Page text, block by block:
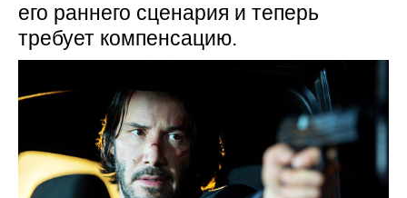
его раннего сценария и теперь
требует компенсацию.